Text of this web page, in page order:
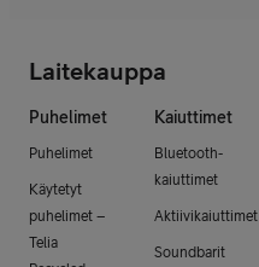
Laitekauppa
Puhelimet
Puhelimet
Käytetyt
puhelimet –
Telia
Kaiuttimet
Bluetooth-
kaiuttimet
Aktiivikaiuttimet
Soundbarit